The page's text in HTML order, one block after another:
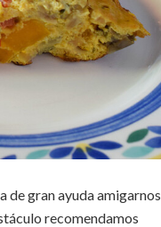
de gran ayuda amigarnos
recomendamos